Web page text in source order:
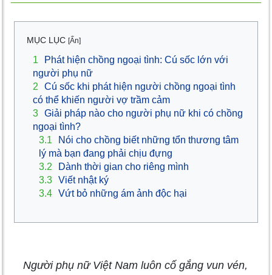
MỤC LỤC [Ẩn]
1
Phát hiện chồng ngoại tình: Cú sốc lớn với
người phụ nữ
2
Cú sốc khi phát hiện người chồng ngoại tình
có thể khiến người vợ trầm cảm
3 Giải pháp nào cho người phụ nữ khi có chồng
ngoại tình?
3.1
Nói cho chồng biết những tổn thương tâm
lý mà bạn đang phải chịu đựng
3.2
Dành thời gian cho riêng mình
3.3 Viết nhật ký
3.4 Vứt bỏ những ám ảnh độc hại
Người phụ nữ Việt Nam luôn cố gắng vun vén,